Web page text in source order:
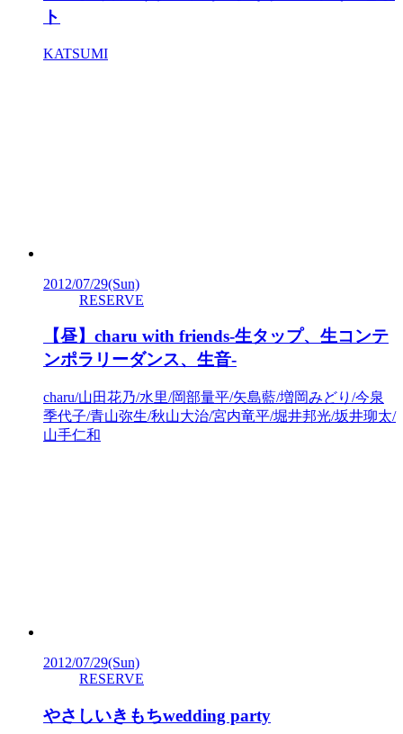
ト
KATSUMI
2012/07/29(Sun)
RESERVE
【昼】charu with friends-生タップ、生コンテ
ンポラリーダンス、生音-
charu/山田花乃/水里/岡部量平/矢島藍/増岡みどり/今泉
季代子/青山弥生/秋山大治/宮内竜平/堀井邦光/坂井珋太/
山手仁和
2012/07/29(Sun)
RESERVE
やさしいきもちwedding party